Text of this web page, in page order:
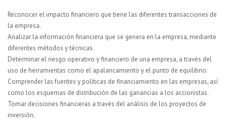
Reconocer el impacto financiero que tiene las diferentes transacciones de
la empresa.
Analizar la información financiera que se genera en la empresa, mediante
diferentes métodos y técnicas.
Determinar el riesgo operativo y financiero de una empresa, a través del
uso de herramientas como el apalancamiento y el punto de equilibrio.
Comprender las fuentes y políticas de financiamiento en las empresas, así
como los esquemas de distribución de las ganancias a los accionistas.
Tomar decisiones financieras a través del análisis de los proyectos de
inversión.